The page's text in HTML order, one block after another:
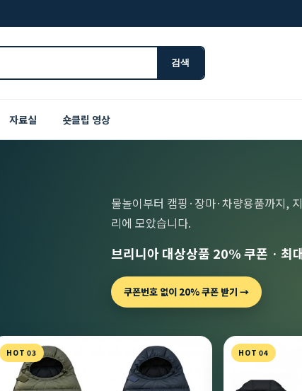
검색
자료실 숏클립 영상
물놀이부터 캠핑·장마·차량용품까지,
리에 모았습니다.
브리니아 대상상품 20% 쿠폰 · 최
쿠폰번호 없이 20% 쿠폰 받기 →
HOT 03 HOT 04